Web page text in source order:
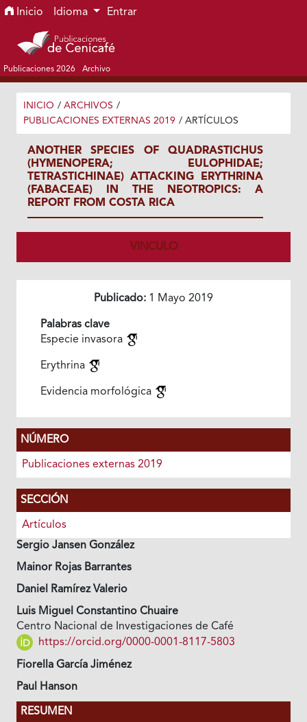
Ir al menú de navegación principal
Ir al contenido principal
Ir al pie de página del sitio
Inicio Idioma Entrar
Publicaciones 2026 Archivo
INICIO / ARCHIVOS /
PUBLICACIONES EXTERNAS 2019 / ARTÍCULOS
ANOTHER SPECIES OF QUADRASTICHUS
(HYMENOPERA; EULOPHIDAE;
TETRASTICHINAE) ATTACKING ERYTHRINA
(FABACEAE) IN THE NEOTROPICS: A
REPORT FROM COSTA RICA
VINCULO
Publicado: 1 Mayo 2019
Palabras clave
Especie invasora
Erythrina
Evidencia morfológica
NÚMERO
Publicaciones externas 2019
SECCIÓN
Artículos
Sergio Jansen González
Mainor Rojas Barrantes
Daniel Ramírez Valerio
Luis Miguel Constantino Chuaire
Centro Nacional de Investigaciones de Café
https://orcid.org/0000-0001-8117-5803
Fiorella García Jiménez
Paul Hanson
RESUMEN